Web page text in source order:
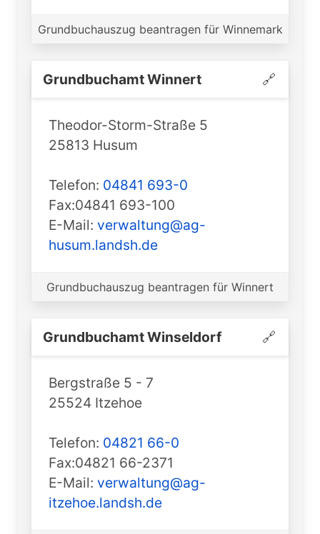
Grundbuchauszug beantragen für Winnemark
Grundbuchamt ️Winnert 🔗
Theodor-Storm-Straße 5
25813 Husum
Telefon: 04841 693-0
Fax:04841 693-100
E-Mail: verwaltung@ag-
husum.landsh.de
Grundbuchauszug beantragen für Winnert
Grundbuchamt ️Winseldorf 🔗
Bergstraße 5 - 7
25524 Itzehoe
Telefon: 04821 66-0
Fax:04821 66-2371
E-Mail: verwaltung@ag-
itzehoe.landsh.de